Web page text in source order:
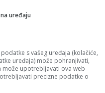
uređaju
s vašeg uređaja (kolačiće,
uređaja) može pohranjivati,
upotrebljavati ova web-
precizne podatke o